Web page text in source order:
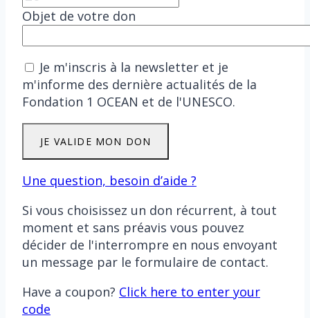
Objet de votre don
Je m'inscris à la newsletter et je
m'informe des dernière actualités de la
Fondation 1 OCEAN et de l'UNESCO.
la
fondation
JE VALIDE MON DON
Une question, besoin d’aide ?
Si vous choisissez un don récurrent, à tout
moment et sans préavis vous pouvez
décider de l'interrompre en nous envoyant
un message par le formulaire de contact.
Have a coupon? Click here to enter your
code